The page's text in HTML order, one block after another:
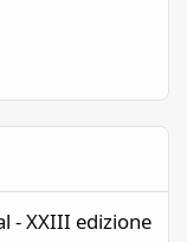
- XXIII edizione